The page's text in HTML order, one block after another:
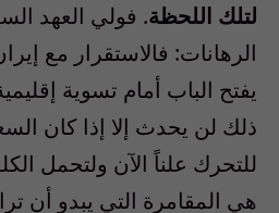
لتلك اللحظة. فولي العهد
الرهانات: فالاستقرار مع
يفتح الباب أمام تسوية
ذلك لن يحدث إلا إذا كان
للتحرك علناً الآن ولتحمل
هي المقامرة التي يبدو أن